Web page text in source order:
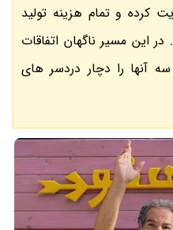
و تمام هزینه تولید
در این مسیر ناگهان اتفاقات
آنها را دچار دردسر های